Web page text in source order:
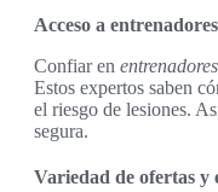
Acceso a
Confiar en
Estos expertos saben
el riesgo de lesiones.
segura.
Variedad de ofertas y